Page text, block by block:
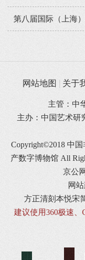
网站地图 关于
主管：中
主办：中国艺术研
Copyright©2018 中
产数字博物馆 All
京公
网
方正清刻本悦宋
建议使用360极速、